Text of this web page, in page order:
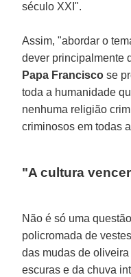
século XXI".
Assim, "abordar o
dever principalmente
Papa Francisco se
toda a humanidade
nenhuma religião
criminosos em todas
"A cultura
Não é só uma
policromada de
das mudas de
escuras e da chuva